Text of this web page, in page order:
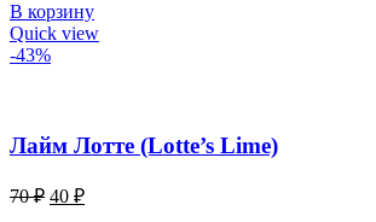
В корзину
Quick view
-43%
Лайм Лотте (Lotte’s Lime)
70₽ Первоначальная
40 ₽Текущая